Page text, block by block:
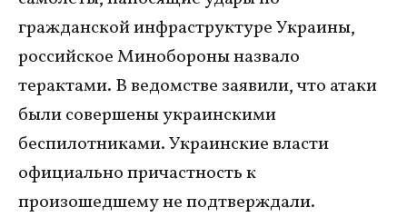
гражданской инфраструктуре Украины,
российское Минобороны назвало
терактами. В ведомстве заявили, что атаки
были совершены украинскими
беспилотниками. Украинские власти
официально причастность к
произошедшему не подтверждали.